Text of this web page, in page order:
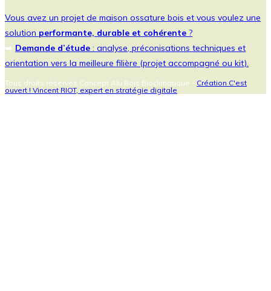
Vous avez un projet de maison ossature bois et vous voulez une
solution performante, durable et cohérente ?
➡️ Demande d’étude : analyse, préconisations techniques et
orientation vers la meilleure filière (projet accompagné ou kit).
Tous droits réservés Concept Alu Bois Bioclimatique - Création C'est
ouvert ! Vincent RIOT, expert en stratégie digitale